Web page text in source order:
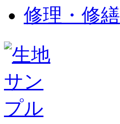
修理・修繕